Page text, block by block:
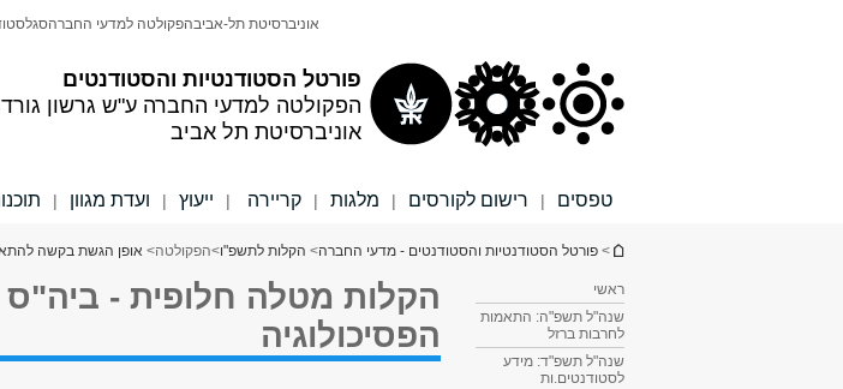
פורטל הסטודנטיות והסטודנטים
הפקולטה למדעי החברה ע"ש גרשון
אוניברסיטת תל אביב
אוניברסיטת תל-אביבהפקולטה למדעי החברהסגל
טפסים | רישום לקורסים | מלגות | קריירה | ייעוץ | ועדת מגוון |
הינך נמצא כאן
> פורטל הסטודנטיות והסטודנטים - מדעי החברה> הקלות לתשפ"ו>הפקולטה> אופן הגשת בקשה
ראשי
שנה"ל תשפ"ה: התאמות
לחרבות ברזל
שנה"ל תשפ"ד: מידע
לסטודנטים.ות
הקלות מטלה חלופית - ביה"ס
הפסיכולוגיה